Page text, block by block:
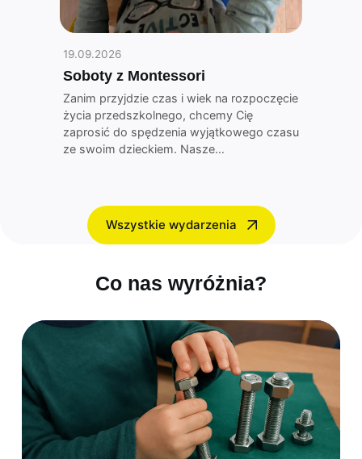
19.09.2026
Soboty z Montessori
Zanim przyjdzie czas i wiek na rozpoczęcie
życia przedszkolnego, chcemy Cię
zaprosić do spędzenia wyjątkowego czasu
ze swoim dzieckiem. Nasze…
Wszystkie wydarzenia
Co nas wyróżnia?